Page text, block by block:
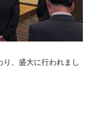
り、盛大に行われまし